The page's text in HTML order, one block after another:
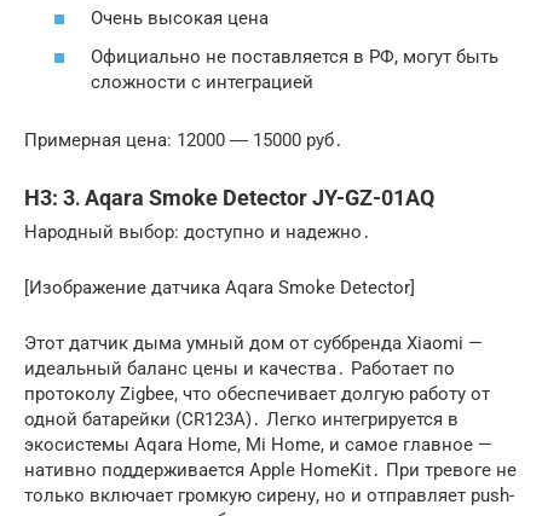
Очень высокая цена
Официально не поставляется в РФ, могут быть
сложности с интеграцией
Примерная цена: 12000 ― 15000 руб․
H3: 3․ Aqara Smoke Detector JY-GZ-01AQ
Народный выбор: доступно и надежно․
[Изображение датчика Aqara Smoke Detector]
Этот датчик дыма умный дом от суббренда Xiaomi —
идеальный баланс цены и качества․ Работает по
протоколу Zigbee, что обеспечивает долгую работу от
одной батарейки (CR123A)․ Легко интегрируется в
экосистемы Aqara Home, Mi Home, и самое главное —
нативно поддерживается Apple HomeKit․ При тревоге не
только включает громкую сирену, но и отправляет push-